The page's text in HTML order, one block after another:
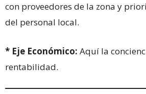
con proveedores de la zona y
del personal local.
* Eje Económico: Aquí la
rentabilidad.